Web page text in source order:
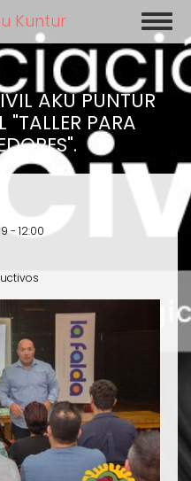
Kuntur
AKU PUNTUR
"TALLER PARA
- 12:00